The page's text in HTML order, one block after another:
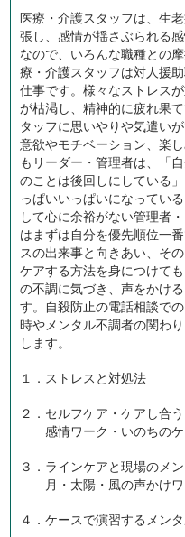
医療・介護スタッフは、生
張し、感情が揺さぶられる
なので、いろんな職種との
療・介護スタッフは対人援
仕事です。様々なストレス
が枯渇し、精神的に疲れ果
タッフに思いやりや気遣い
意欲やモチベーション、楽
もリーダー・管理者は、「
のことは後回しにしている
っぱいいっぱいになってい
して心に余裕がない管理者
はまずは自分を優先順位一
スの出来事と向きあい、そ
ケアする方法を身につけて
の不調に気づき、声をかけ
す。自殺防止の電話相談で
時やメンタル不調者の関わ
します。
１．ストレスと対処法
２．セルフケア・ケアし合う
感情ワーク・いのちのケ
３．ラインケアと現場のメ
月・太陽・風の声かけワ
４．ケースで演習するメン